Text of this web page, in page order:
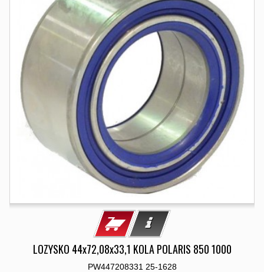
LOZYSKO 44x72,08x33,1 KOLA POLARIS 850 1000
PW447208331 25-1628